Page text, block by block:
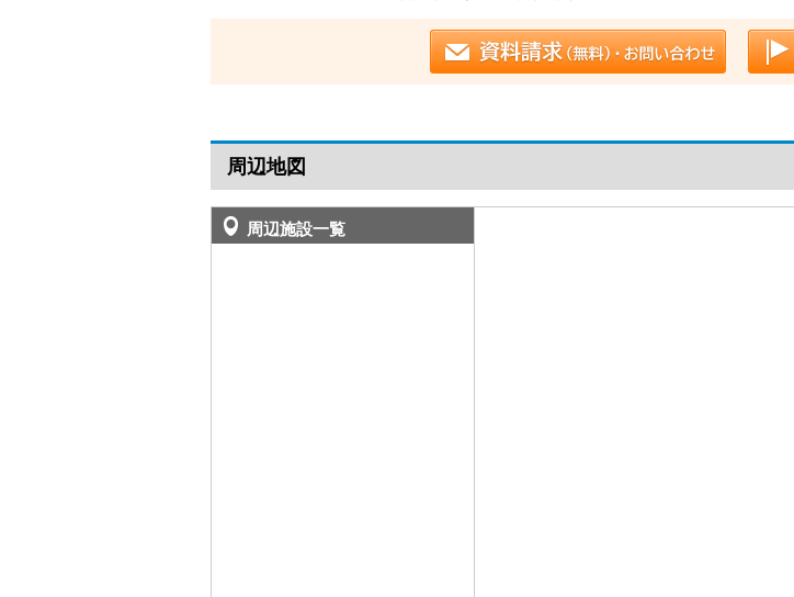
周辺地図
周辺施設一覧